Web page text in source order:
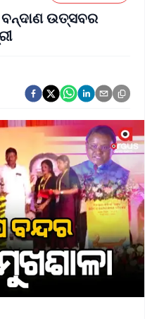
Apna Desh
ବନ୍ଦାଣ ଉତ୍ସବର